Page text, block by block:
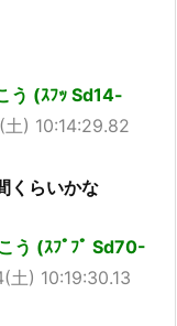
う (ｽﾌｯ Sd14-
) 10:14:29.82
くらいかな
う (ｽﾌﾟﾌﾟ Sd70-
) 10:19:30.13